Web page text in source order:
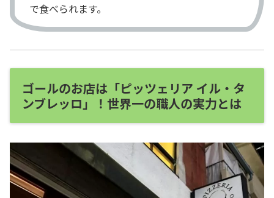
で食べられます。
ゴールのお店は「ピッツェリア イル・タ
ンブレッロ」！世界一の職人の実力とは